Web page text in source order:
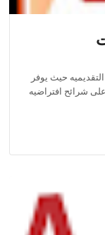
حيث يوفر
شرائح افتراضيه